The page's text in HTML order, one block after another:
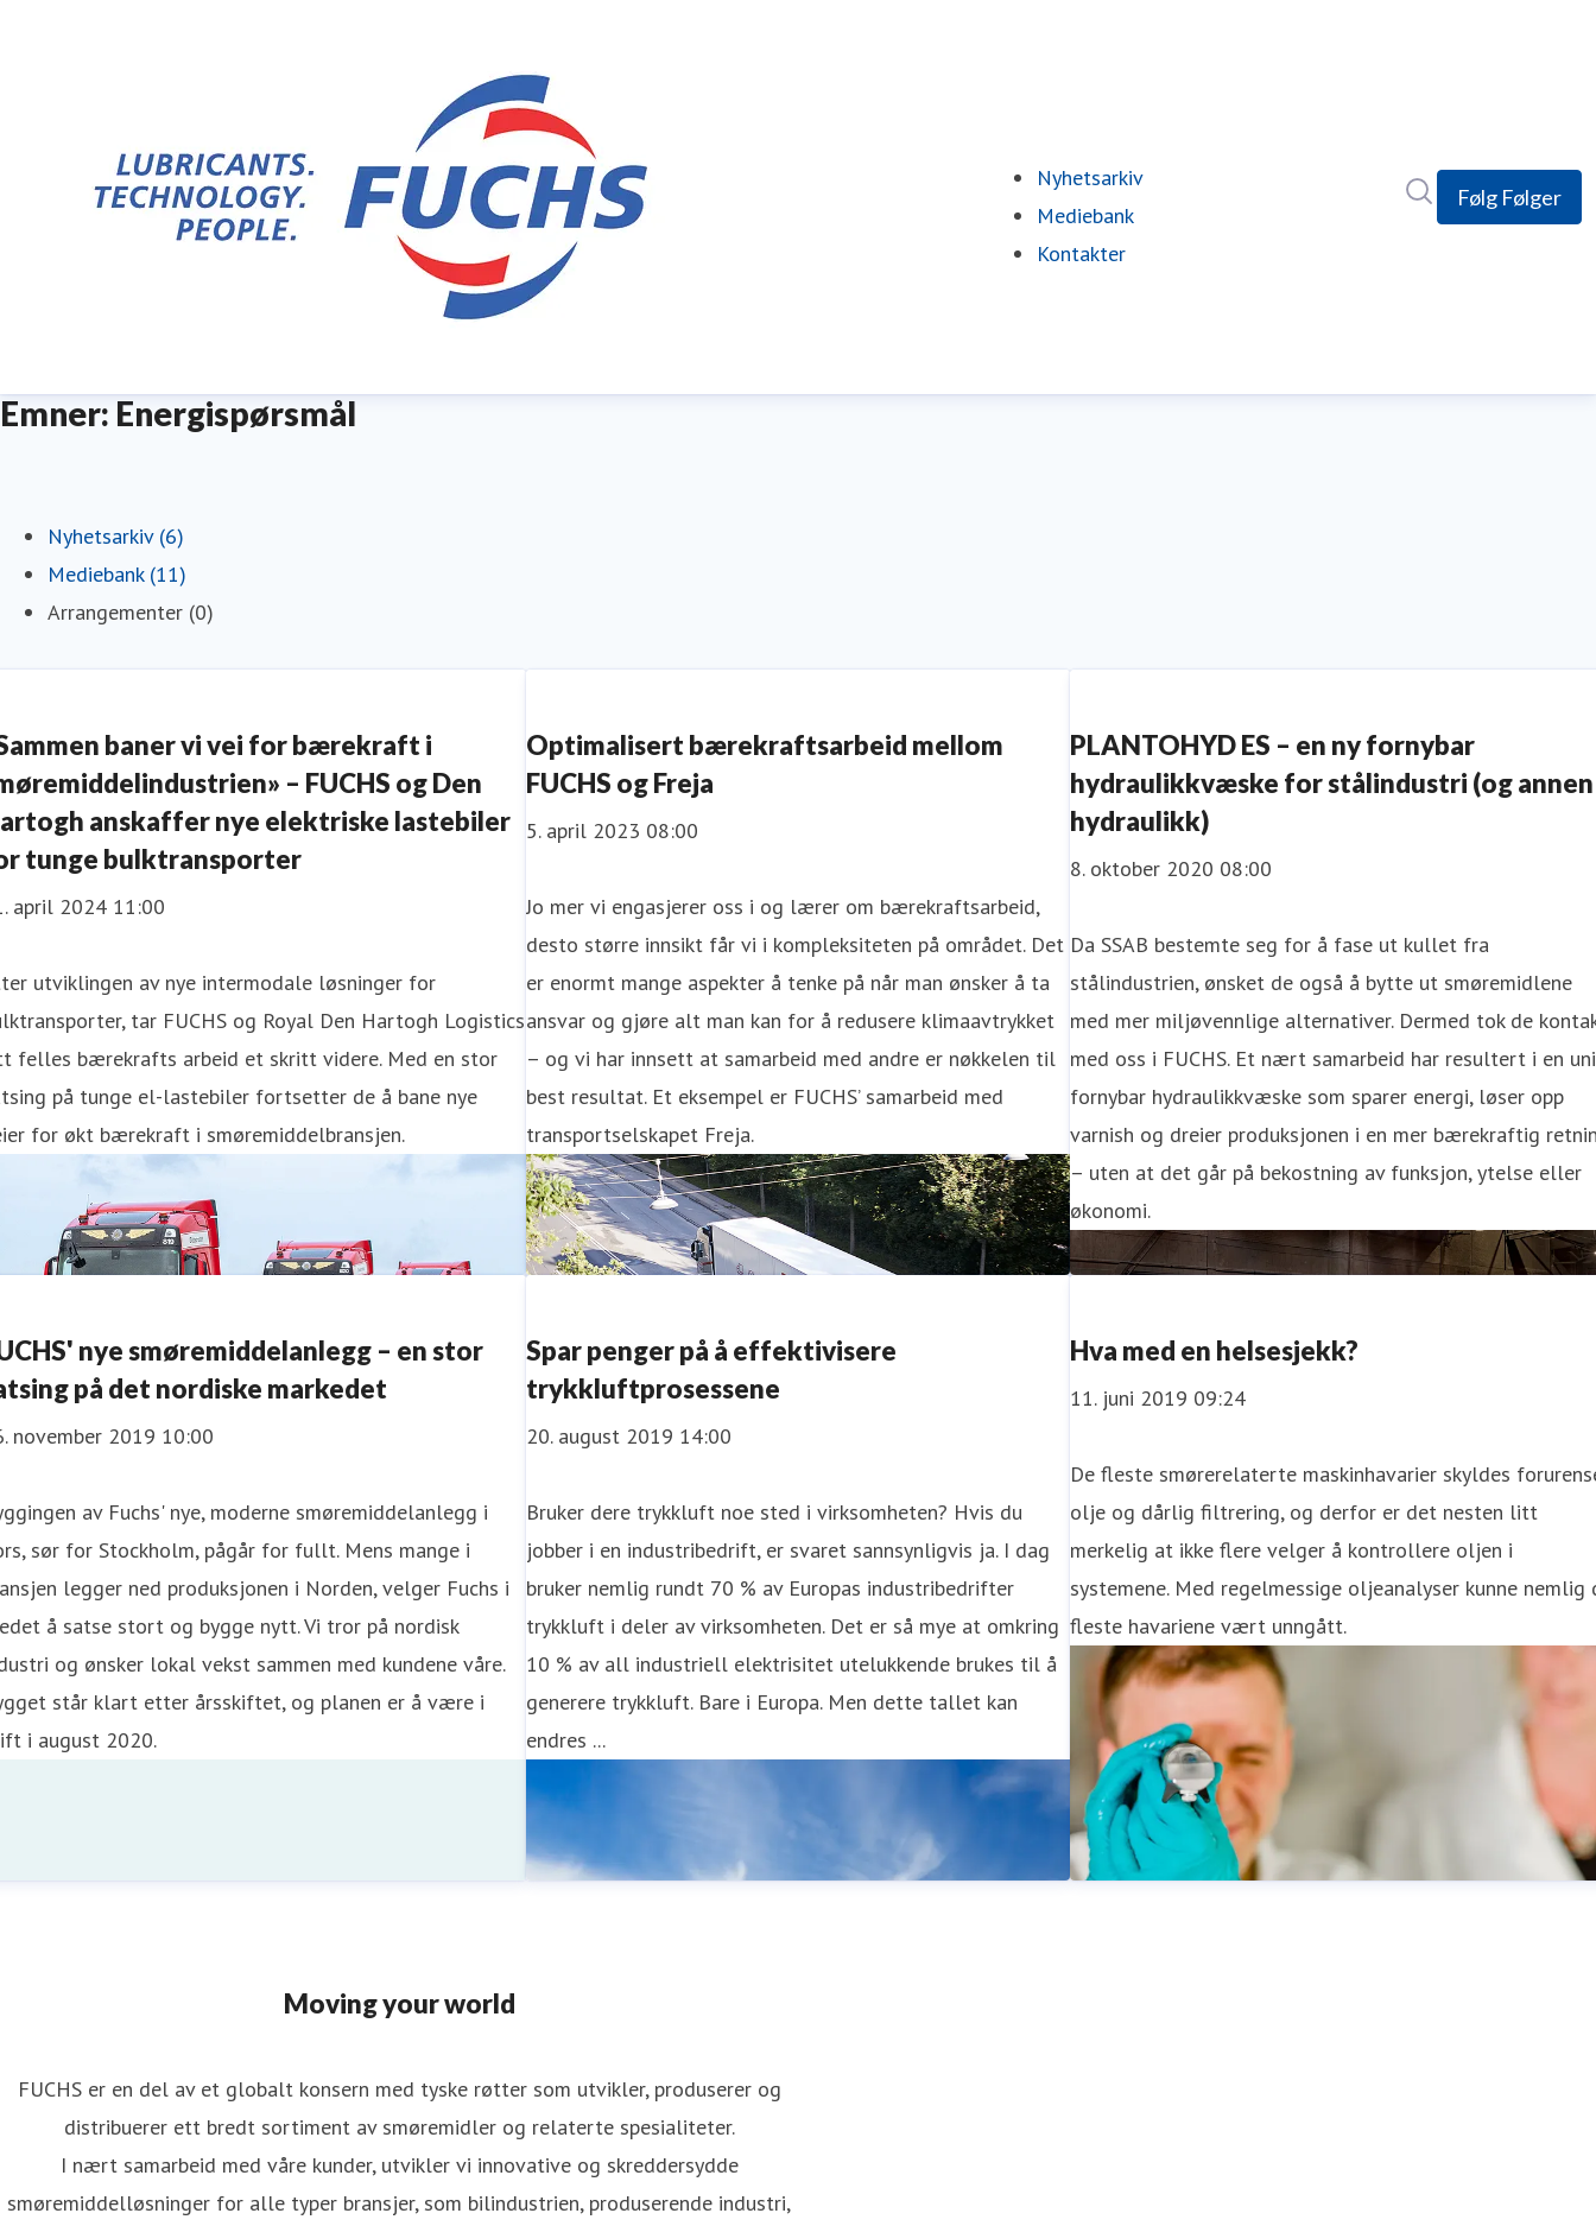
Nyhetsarkiv
Mediebank
Kontakter
Følg Følger
Emner: Energispørsmål
Nyhetsarkiv (6)
Mediebank (11)
Arrangementer (0)
baner vi vei for bærekraft i
– FUCHS og Den
anskaffer nye elektriske lastebiler
tunge bulktransporter
april 2024 11:00
utviklingen av nye intermodale løsninger for
tar FUCHS og Royal Den Hartogh Logistics
felles bærekrafts arbeid et skritt videre. Med en stor
på tunge el-lastebiler fortsetter de å bane nye
for økt bærekraft i smøremiddelbransjen.
Optimalisert bærekraftsarbeid mellom
FUCHS og Freja
5. april 2023 08:00
Jo mer vi engasjerer oss i og lærer om bærekraftsarbeid,
desto større innsikt får vi i kompleksiteten på området. Det
er enormt mange aspekter å tenke på når man ønsker å ta
ansvar og gjøre alt man kan for å redusere klimaavtrykket
– og vi har innsett at samarbeid med andre er nøkkelen til
best resultat. Et eksempel er FUCHS’ samarbeid med
transportselskapet Freja.
PLANTOHYD ES – en ny fornybar
hydraulikkvæske for stålindustri (og annen
hydraulikk)
8. oktober 2020 08:00
Da SSAB bestemte seg for å fase ut kullet fra
stålindustrien, ønsket de også å bytte ut smøremidlene
med mer miljøvennlige alternativer. Dermed tok de
med oss i FUCHS. Et nært samarbeid har resultert i en
fornybar hydraulikkvæske som sparer energi, løser opp
varnish og dreier produksjonen i en mer bærekraftig
– uten at det går på bekostning av funksjon, ytelse eller
økonomi.
nye smøremiddelanlegg – en stor
på det nordiske markedet
november 2019 10:00
av Fuchs' nye, moderne smøremiddelanlegg i
sør for Stockholm, pågår for fullt. Mens mange i
legger ned produksjonen i Norden, velger Fuchs i
å satse stort og bygge nytt. Vi tror på nordisk
og ønsker lokal vekst sammen med kundene våre.
står klart etter årsskiftet, og planen er å være i
i august 2020.
Spar penger på å effektivisere
trykkluftprosessene
20. august 2019 14:00
Bruker dere trykkluft noe sted i virksomheten? Hvis du
jobber i en industribedrift, er svaret sannsynligvis ja. I dag
bruker nemlig rundt 70 % av Europas industribedrifter
trykkluft i deler av virksomheten. Det er så mye at omkring
10 % av all industriell elektrisitet utelukkende brukes til å
generere trykkluft. Bare i Europa. Men dette tallet kan
endres ...
Hva med en helsesjekk?
11. juni 2019 09:24
De fleste smørerelaterte maskinhavarier skyldes
olje og dårlig filtrering, og derfor er det nesten litt
merkelig at ikke flere velger å kontrollere oljen i
systemene. Med regelmessige oljeanalyser kunne nemlig
fleste havariene vært unngått.
Moving your world
FUCHS er en del av et globalt konsern med tyske røtter som utvikler, produserer og
distribuerer ett bredt sortiment av smøremidler og relaterte spesialiteter.
I nært samarbeid med våre kunder, utvikler vi innovative og skreddersydde
smøremiddelløsninger for alle typer bransjer, som bilindustrien, produserende industri,